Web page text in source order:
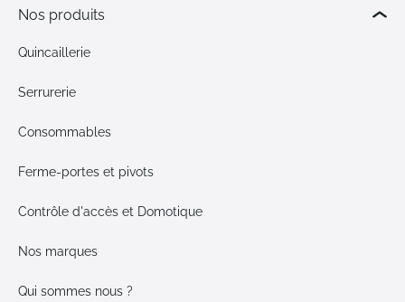
Nos produits
Quincaillerie
Serrurerie
Consommables
Ferme-portes et pivots
Contrôle d'accès et Domotique
Nos marques
Qui sommes nous ?